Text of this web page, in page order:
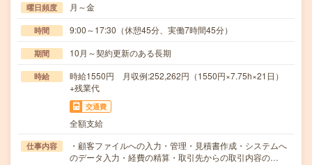
曜日頻度 月～金
時間 9:00～17:30（休憩45分、実働7時間45分）
期間 10月～契約更新のある長期
時給
時給1550円 月収例:252,262円（1550円×7.75h×21日）
+残業代
交通費
全額支給
仕事内容
・顧客ファイルへの入力・管理・見積書作成・システムへ
のデータ入力・経費の精算・取引先からの取引内容の…